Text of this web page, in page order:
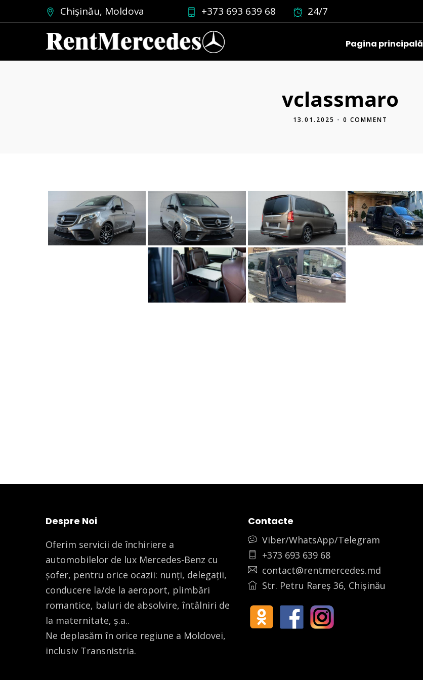
Chișinău, Moldova +373 693 639 68 24/7
Pagina principală
vclassmaro
13.01.2025 • 0 COMMENT
Despre Noi
Oferim servicii de închiriere a
automobilelor de lux Mercedes-Benz cu
șofer, pentru orice ocazii: nunți, delegații,
conducere la/de la aeroport, plimbări
romantice, baluri de absolvire, întâlniri de
la maternitate, ș.a..
Ne deplasăm în orice regiune a Moldovei,
inclusiv Transnistria.
Contacte
Viber/WhatsApp/Telegram
+373 693 639 68
contact@rentmercedes.md
Str. Petru Rareș 36, Chișinău